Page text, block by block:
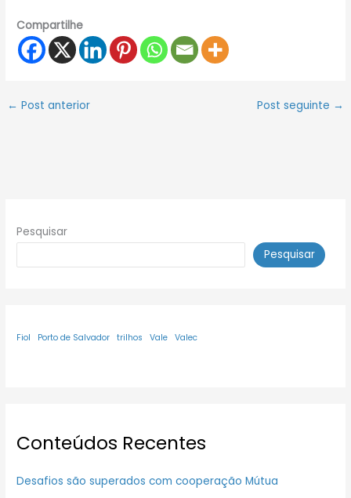
Compartilhe
← Post anterior Post seguinte →
Pesquisar
Pesquisar
Fiol Porto de Salvador trilhos Vale Valec
Conteúdos Recentes
Desafios são superados com cooperação Mútua